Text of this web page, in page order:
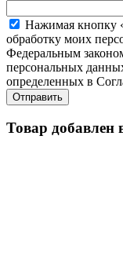
Нажимая кнопку
обработку моих
Федеральным
персональных
определенных в
Товар добавлен